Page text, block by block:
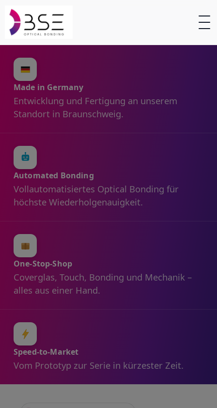
Made in Germany
Entwicklung und Fertigung an unserem
Standort in Braunschweig.
Automated Bonding
Vollautomatisiertes Optical Bonding für
höchste Wiederholgenauigkeit.
One-Stop-Shop
Coverglas, Touch, Bonding und Mechanik –
alles aus einer Hand.
Speed-to-Market
Vom Prototyp zur Serie in kürzester Zeit.